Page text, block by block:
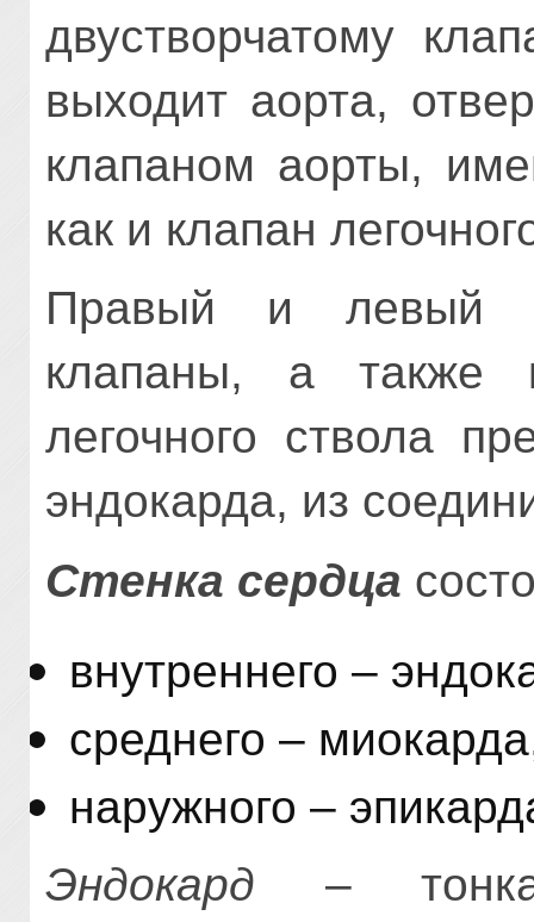
двустворчатому
выходит аорта,
клапаном аорты,
как и клапан
Правый и левый
клапаны, а также
легочного ствола
эндокарда, из
Стенка сердца
внутреннего –
среднего –
наружного –
Эндокард –